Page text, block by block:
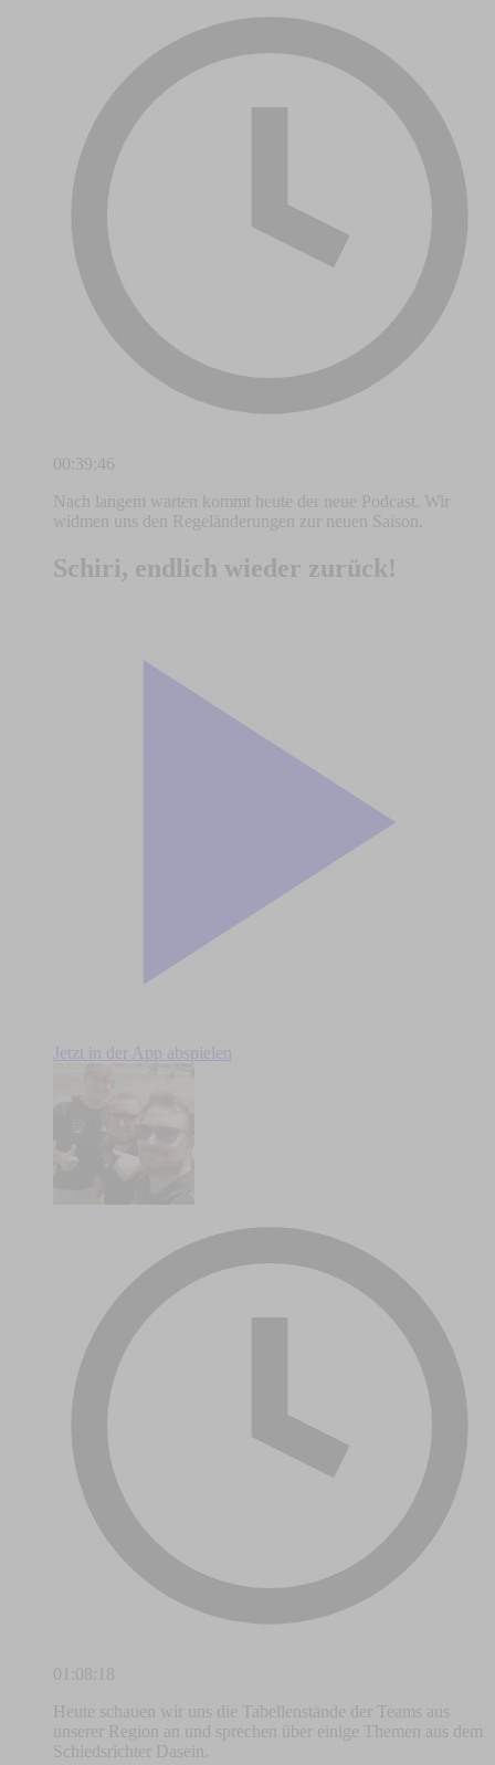
00:39:46
Nach langem warten kommt heute der neue Podcast. Wir
widmen uns den Regeländerungen zur neuen Saison.
Schiri, endlich wieder zurück!
Jetzt in der App abspielen
01:08:18
Heute schauen wir uns die Tabellenstände der Teams aus
unserer Region an und sprechen über einige Themen aus dem
Schiedsrichter Dasein.